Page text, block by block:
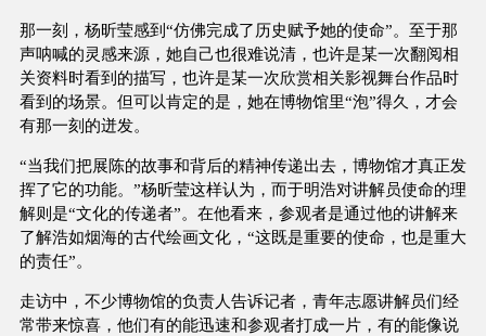
那一刻，杨昕莹感到“仿佛完成了历史赋予她的使命”。至于那
声呐喊的灵感来源，她自己也很难说清，也许是某一次翻阅相
关资料时看到的描写，也许是某一次欣赏相关影视舞台作品时
看到的场景。但可以肯定的是，她在博物馆里“泡”得久，才会
有那一刻的迸发。
“当我们把展陈的故事和背后的精神传递出去，博物馆才真正发
挥了它的功能。”杨昕莹这样认为，而于明浩对讲解员使命的理
解则是“文化的传递者”。在他看来，参观者是通过他的讲解来
了解浩如烟海的古代绘画文化，“这既是重要的使命，也是重大
的责任”。
走访中，不少博物馆的负责人告诉记者，青年志愿讲解员们经
常带来惊喜，他们有的能迅速和参观者打成一片，有的能像说